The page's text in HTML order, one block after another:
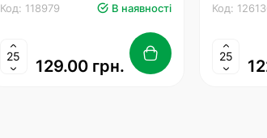
Код: 118979 В наявності
129.00 грн.
Код: